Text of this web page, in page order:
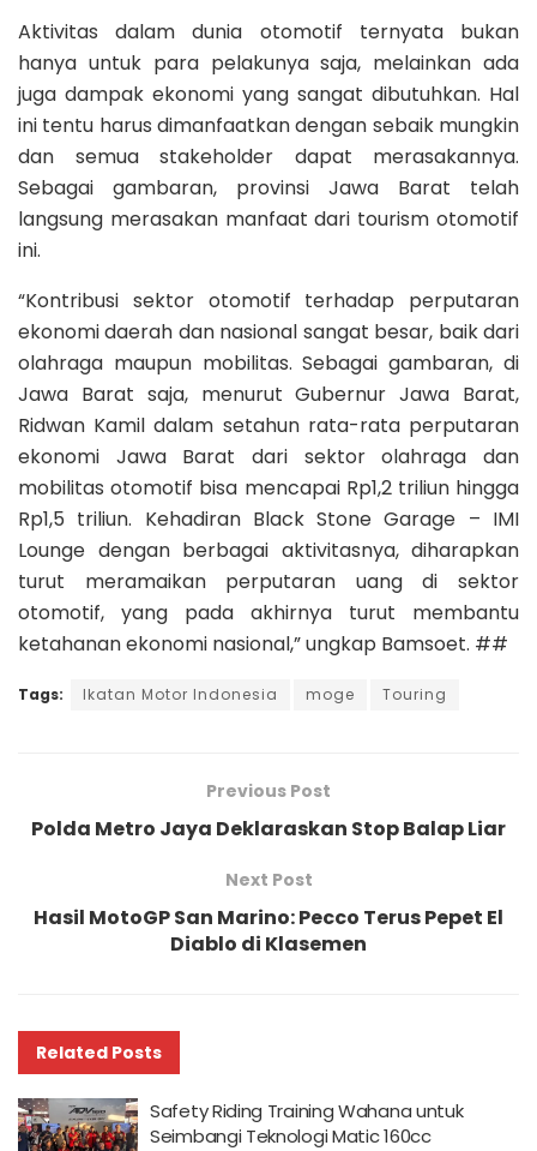
Aktivitas dalam dunia otomotif ternyata bukan
hanya untuk para pelakunya saja, melainkan ada
juga dampak ekonomi yang sangat dibutuhkan. Hal
ini tentu harus dimanfaatkan dengan sebaik mungkin
dan semua stakeholder dapat merasakannya.
Sebagai gambaran, provinsi Jawa Barat telah
langsung merasakan manfaat dari tourism otomotif
ini.
“Kontribusi sektor otomotif terhadap perputaran
ekonomi daerah dan nasional sangat besar, baik dari
olahraga maupun mobilitas. Sebagai gambaran, di
Jawa Barat saja, menurut Gubernur Jawa Barat,
Ridwan Kamil dalam setahun rata-rata perputaran
ekonomi Jawa Barat dari sektor olahraga dan
mobilitas otomotif bisa mencapai Rp1,2 triliun hingga
Rp1,5 triliun. Kehadiran Black Stone Garage – IMI
Lounge dengan berbagai aktivitasnya, diharapkan
turut meramaikan perputaran uang di sektor
otomotif, yang pada akhirnya turut membantu
ketahanan ekonomi nasional,” ungkap Bamsoet. ##
Tags: Ikatan Motor Indonesia moge Touring
Previous Post
Polda Metro Jaya Deklaraskan Stop Balap Liar
Next Post
Hasil MotoGP San Marino: Pecco Terus Pepet El
Diablo di Klasemen
Related Posts
Safety Riding Training Wahana untuk
Seimbangi Teknologi Matic 160cc